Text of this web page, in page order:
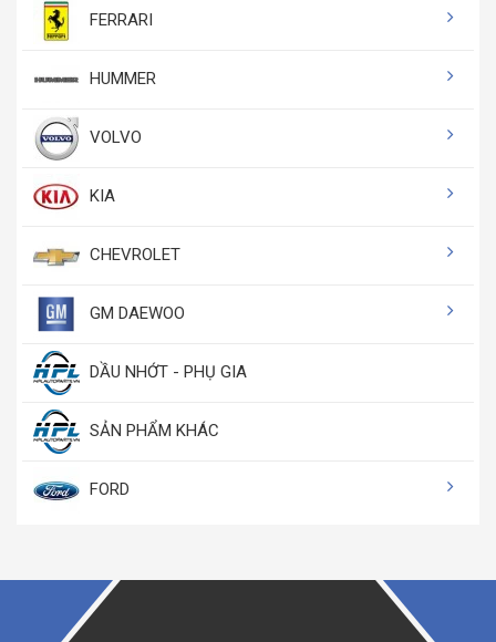
FERRARI
HUMMER
VOLVO
KIA
CHEVROLET
GM DAEWOO
DẦU NHỚT - PHỤ GIA
SẢN PHẨM KHÁC
FORD